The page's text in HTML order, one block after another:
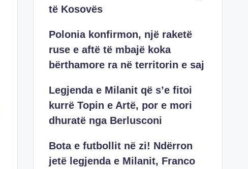
të Kosovës
Polonia konfirmon, një raketë
ruse e aftë të mbajë koka
bërthamore ra në territorin e saj
Legjenda e Milanit që s’e fitoi
kurrë Topin e Artë, por e mori
dhuratë nga Berlusconi
Bota e futbollit në zi! Ndërron
jetë legjenda e Milanit, Franco